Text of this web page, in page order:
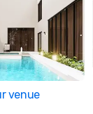
venue